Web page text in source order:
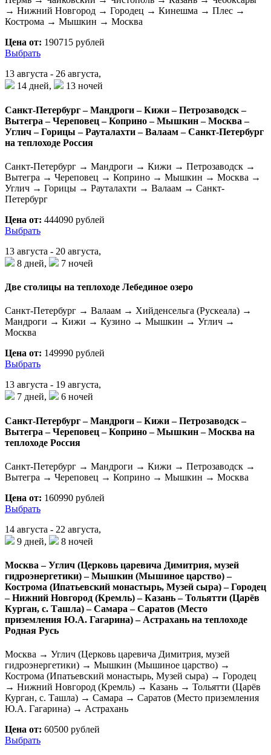
→ Нижний Новгород → Городец → Кинешма → Плес →
Кострома → Мышкин → Москва
Цена от: 190715 рублей
Выбрать
13 августа - 26 августа,
14 дней,
13 ночей
Санкт-Петербург – Мандроги – Кижи – Петрозаводск –
Вытегра – Череповец – Коприно – Мышкин – Москва –
Углич – Горицы – Рауталахти – Валаам – Санкт-Петербург
на теплоходе Россия
Санкт-Петербург → Мандроги → Кижи → Петрозаводск →
Вытегра → Череповец → Коприно → Мышкин → Москва →
Углич → Горицы → Рауталахти → Валаам → Санкт-
Петербург
Цена от: 444090 рублей
Выбрать
13 августа - 20 августа,
8 дней,
7 ночей
Две столицы на теплоходе Лебединое озеро
Санкт-Петербург → Валаам → Хийденсельга (Рускеала) →
Мандроги → Кижи → Кузино → Мышкин → Углич →
Москва
Цена от: 149990 рублей
Выбрать
13 августа - 19 августа,
7 дней,
6 ночей
Санкт-Петербург – Мандроги – Кижи – Петрозаводск –
Вытегра – Череповец – Коприно – Мышкин – Москва на
теплоходе Россия
Санкт-Петербург → Мандроги → Кижи → Петрозаводск →
Вытегра → Череповец → Коприно → Мышкин → Москва
Цена от: 160990 рублей
Выбрать
14 августа - 22 августа,
9 дней,
8 ночей
Москва – Углич (Церковь царевича Димитрия, музей
гидроэнергетики) – Мышкин (Мышиное царство) –
Кострома (Ипатьевский монастырь, Музей сыра) – Городец
– Нижний Новгород (Кремль) – Казань – Тольятти (Царёв
Курган, с. Ташла) – Самара – Саратов (Место
приземления Ю.А. Гагарина) – Астрахань на теплоходе
Родная Русь
Москва → Углич (Церковь царевича Димитрия, музей
гидроэнергетики) → Мышкин (Мышиное царство) →
Кострома (Ипатьевский монастырь, Музей сыра) → Городец
→ Нижний Новгород (Кремль) → Казань → Тольятти (Царёв
Курган, с. Ташла) → Самара → Саратов (Место приземления
Ю.А. Гагарина) → Астрахань
Цена от: 60500 рублей
Выбрать